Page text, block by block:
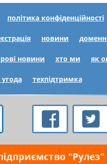
політика конфіденційності
новини
новини хто ми як
угода техпідтримка
"Рулез"